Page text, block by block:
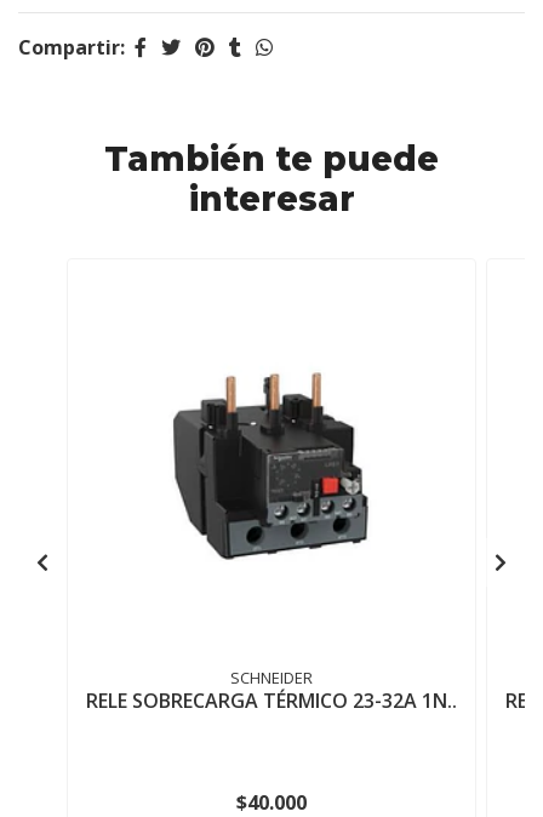
Compartir:
También te puede
interesar
SCHNEIDER
RELE SOBRECARGA TÉRMICO 23-32A 1N..
$40.000